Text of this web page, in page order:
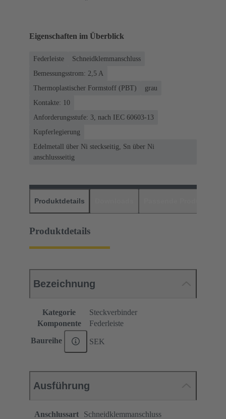
Eigenschaften im Überblick
Federleiste
Schneidklemmanschluss
Bemessungsstrom: ‌2,5 A
Thermoplastischer Formstoff (PBT)
grau
Kontakte: 10
Anforderungsstufe: 3, nach IEC 60603-13
Kupferlegierung
Edelmetall über Ni steckseitig, Sn über Ni
anschlussseitig
Produktdetails
Produktdetails
Bezeichnung
Kategorie
Steckverbinder
Komponente
Federleiste
Baureihe SEK
Ausführung
Anschlussart
Schneidklemmanschluss